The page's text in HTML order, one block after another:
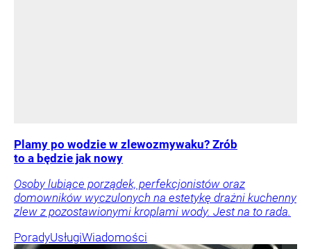
Plamy po wodzie w zlewozmywaku? Zrób
to a będzie jak nowy
Osoby lubiące porządek, perfekcjonistów oraz
domowników wyczulonych na estetykę drażni kuchenny
zlew z pozostawionymi kroplami wody. Jest na to rada.
PoradyUsługiWiadomości